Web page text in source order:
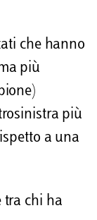
che hanno
più
più
a una
tra chi ha